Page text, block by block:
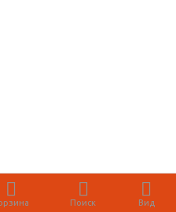
Поиск Вид